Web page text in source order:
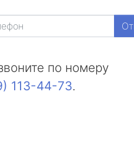
по номеру
113-44-73.